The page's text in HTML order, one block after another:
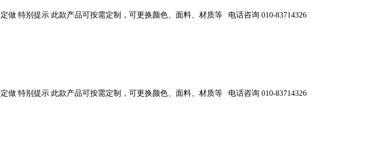
特别提示 此款产品可按需定制，可更换颜色、面料、材质等 电话咨询 010-83714326
特别提示 此款产品可按需定制，可更换颜色、面料、材质等 电话咨询 010-83714326